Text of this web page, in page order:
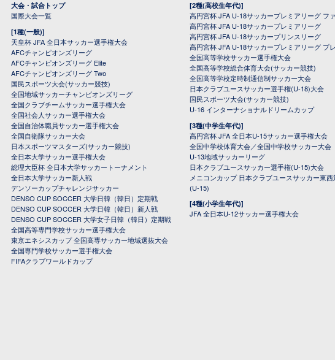
大会・試合トップ
国際大会一覧
[1種(一般)]
天皇杯 JFA 全日本サッカー選手権大会
AFCチャンピオンズリーグ
AFCチャンピオンズリーグ Elite
AFCチャンピオンズリーグ Two
国民スポーツ大会(サッカー競技)
全国地域サッカーチャンピオンズリーグ
全国クラブチームサッカー選手権大会
全国社会人サッカー選手権大会
全国自治体職員サッカー選手権大会
全国自衛隊サッカー大会
日本スポーツマスターズ(サッカー競技)
全日本大学サッカー選手権大会
総理大臣杯 全日本大学サッカートーナメント
全日本大学サッカー新人戦
デンソーカップチャレンジサッカー
DENSO CUP SOCCER 大学日韓（韓日）定期戦
DENSO CUP SOCCER 大学日韓（韓日）新人戦
DENSO CUP SOCCER 大学女子日韓（韓日）定期戦
全国高等専門学校サッカー選手権大会
東京エネシスカップ 全国高専サッカー地域選抜大会
全国専門学校サッカー選手権大会
FIFAクラブワールドカップ
[2種(高校生年代)]
高円宮杯 JFA U-18サッカープレミアリーグ フ
高円宮杯 JFA U-18サッカープレミアリーグ
高円宮杯 JFA U-18サッカープリンスリーグ
高円宮杯 JFA U-18サッカープレミアリーグ プ
全国高等学校サッカー選手権大会
全国高等学校総合体育大会(サッカー競技)
全国高等学校定時制通信制サッカー大会
日本クラブユースサッカー選手権(U-18)大会
国民スポーツ大会(サッカー競技)
U-16 インターナショナルドリームカップ
[3種(中学生年代)]
高円宮杯 JFA 全日本U-15サッカー選手権大会
全国中学校体育大会／全国中学校サッカー大会
U-13地域サッカーリーグ
日本クラブユースサッカー選手権(U-15)大会
メニコンカップ 日本クラブユースサッカー東
(U-15)
[4種(小学生年代)]
JFA 全日本U-12サッカー選手権大会